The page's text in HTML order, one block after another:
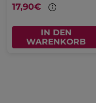
17,90€
IN DEN
WARENKORB